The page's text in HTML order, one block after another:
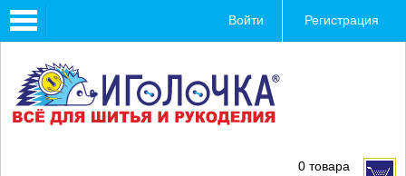
Toggle
navigation
Войти Регистрация
0 товара